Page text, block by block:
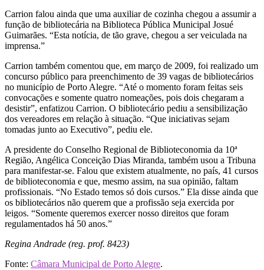
Carrion falou ainda que uma auxiliar de cozinha chegou a assumir a
função de bibliotecária na Biblioteca Pública Municipal Josué
Guimarães. “Esta notícia, de tão grave, chegou a ser veiculada na
imprensa.”
Carrion também comentou que, em março de 2009, foi realizado um
concurso público para preenchimento de 39 vagas de bibliotecários
no município de Porto Alegre. “Até o momento foram feitas seis
convocações e somente quatro nomeações, pois dois chegaram a
desistir”, enfatizou Carrion. O bibliotecário pediu a sensibilização
dos vereadores em relação à situação. “Que iniciativas sejam
tomadas junto ao Executivo”, pediu ele.
A presidente do Conselho Regional de Biblioteconomia da 10ª
Região, Angélica Conceição Dias Miranda, também usou a Tribuna
para manifestar-se. Falou que existem atualmente, no país, 41 cursos
de biblioteconomia e que, mesmo assim, na sua opinião, faltam
profissionais. “No Estado temos só dois cursos.” Ela disse ainda que
os bibliotecários não querem que a profissão seja exercida por
leigos. “Somente queremos exercer nosso direitos que foram
regulamentados há 50 anos.”
Regina Andrade (reg. prof. 8423)
Fonte: Câmara Municipal de Porto Alegre.